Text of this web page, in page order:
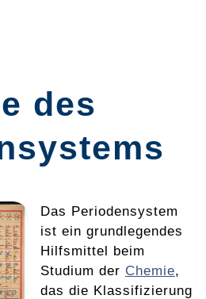
des
Das Periodensystem
ist ein grundlegendes
Hilfsmittel beim
Studium der Chemie,
das die Klassifizierung